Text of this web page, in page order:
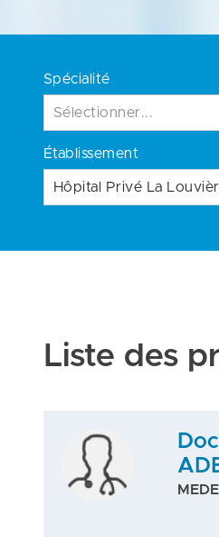
Spécialité
Sélectionner...
Établissement
Hôpital Privé La
Liste des